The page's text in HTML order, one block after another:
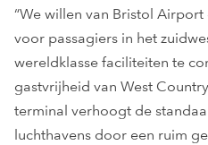
“We willen van Bristol Airport
voor passagiers in het
wereldklasse faciliteiten te
gastvrijheid van West
terminal verhoogt de
luchthavens door een ruim